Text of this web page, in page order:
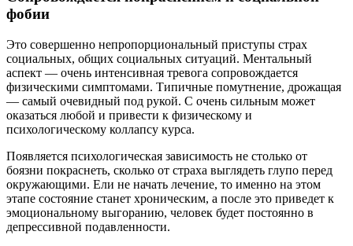
фобии
Это совершенно непропорциональный приступы страх
социальных, общих социальных ситуаций. Ментальный
аспект — очень интенсивная тревога сопровождается
физическими симптомами. Типичные помутнение, дрожащая
— самый очевидный под рукой. С очень сильным может
оказаться любой и привести к физическому и
психологическому коллапсу курса.
Появляется психологическая зависимость не столько от
боязни покраснеть, сколько от страха выглядеть глупо перед
окружающими. Ели не начать лечение, то именно на этом
этапе состояние станет хроническим, а после это приведет к
эмоциональному выгоранию, человек будет постоянно в
депрессивной подавленности.